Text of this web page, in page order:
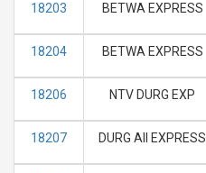
18203 BETWA EXPRESS
18204 BETWA EXPRESS
18206 NTV DURG EXP
18207 DURG AII EXPRESS